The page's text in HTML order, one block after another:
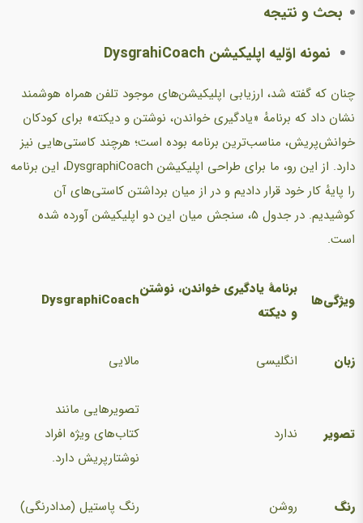
بحث و نتیجه
نمونه اوّلیه اپلیکیشن DysgrahiCoach
چنان که گفته شد، ارزیابی اپلیکیشن‌های موجود تلفن همراه هوشمند
نشان داد که برنامهٔ «یادگیری خواندن، نوشتن و دیکته» برای کودکان
خوانش‌پریش، مناسب‌ترین برنامه بوده است؛ هرچند کاستی‌هایی نیز
دارد. از این رو، ما برای طراحی اپلیکیشن DysgraphiCoach، این برنامه
را پایهٔ کار خود قرار دادیم و در از میان برداشتن کاستی‌های آن
کوشیدیم. در جدول ۵، سنجش میان این دو اپلیکیشن آورده شده
است.
ویژگی‌ها
برنامهٔ یادگیری خواندن، نوشتن
و دیکته
DysgraphiCoach
زبان انگلیسی مالایی
تصویر ندارد
تصویرهایی مانند
کتاب‌های ویژه افراد
نوشتارپریش دارد.
رنگ روشن رنگ پاستیل (مدادرنگی)